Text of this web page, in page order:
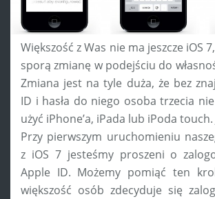
Większość z Was nie ma jeszcze iOS
sporą zmianę w podejściu do
Zmiana jest na tyle duża, że bez
ID i hasła do niego osoba trzecia
użyć iPhone’a, iPada lub iPoda touch.
Przy pierwszym uruchomieniu
z iOS 7 jesteśmy proszeni o
Apple ID. Możemy pomiąć ten
większość osób zdecyduje się